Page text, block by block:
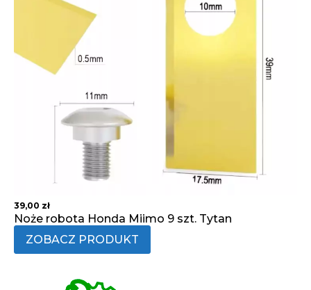
39,00 zł
Noże robota Honda Miimo 9 szt. Tytan
ZOBACZ PRODUKT